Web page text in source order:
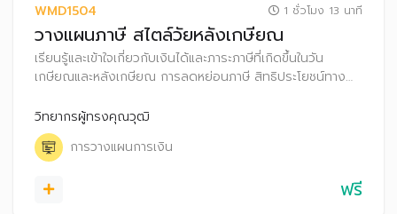
WMD1504 1 ชั่วโมง 13 นาที
วางแผนภาษี สไตล์วัยหลังเกษียณ
เรียนรู้และเข้าใจเกี่ยวกับเงินได้และภาระภาษีที่เกิดขึ้นในวัน
เกษียณและหลังเกษียณ การลดหย่อนภาษี สิทธิประโยชน์ทาง
วิทยากรผู้ทรงคุณวุฒิ
การวางแผนการเงิน
ฟรี